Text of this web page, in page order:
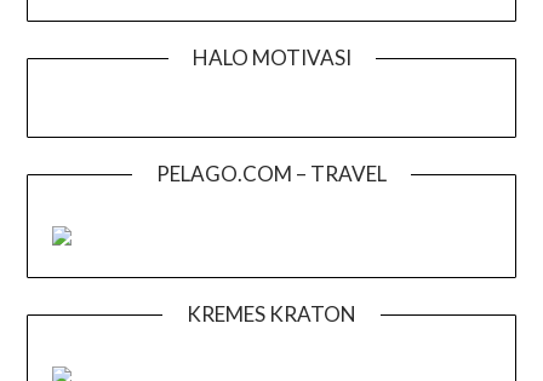
HALO MOTIVASI
PELAGO.COM – TRAVEL
KREMES KRATON